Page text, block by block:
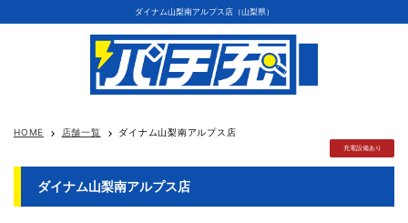
ダイナム山梨南アルプス店（山梨県）
HOME keyboard_arrow_right 店舗一覧 keyboard_arrow_right ダイナム山梨南アルプス店
充電設備あり
ダイナム山梨南アルプス店